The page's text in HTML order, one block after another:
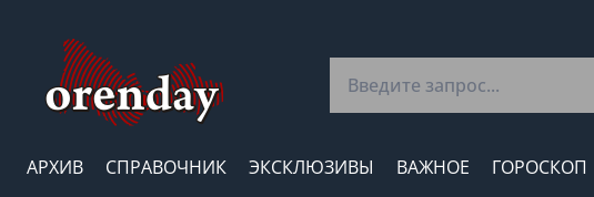
АРХИВ СПРАВОЧНИК ЭКСКЛЮЗИВЫ ВАЖНОЕ ГОРОСКОП